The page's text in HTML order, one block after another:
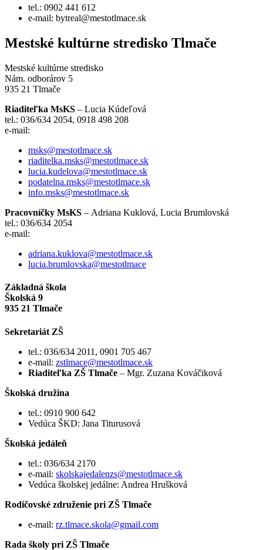
tel.: 0902 441 612
e-mail: bytreal@mestotlmace.sk
Mestské kultúrne stredisko Tlmače
Mestské kultúrne stredisko
Nám. odborárov 5
935 21 Tlmače
Riaditeľka MsKS – Lucia Kúdeľová
tel.: 036/634 2054, 0918 498 208
e-mail:
msks@mestotlmace.sk
riaditelka.msks@mestotlmace.sk
lucia.kudelova@mestotlmace.sk
podatelna.msks@mestotlmace.sk
info.msks@mestotlmace.sk
Pracovníčky MsKS – Adriana Kuklová, Lucia Brumlovská
tel.: 036/634 2054
e-mail:
adriana.kuklova@mestotlmace.sk
lucia.brumlovska@mestotlmace
Základná škola
Školská 9
935 21 Tlmače
Sekretariát ZŠ
tel.: 036/634 2011, 0901 705 467
e-mail: zstlmace@mestotlmace.sk
Riaditeľka ZŠ Tlmače – Mgr. Zuzana Kováčiková
Školská družina
tel.: 0910 900 642
Vedúca ŠKD: Jana Titurusová
Školská jedáleň
tel.: 036/634 2170
e-mail: skolskajedalenzs@mestotlmace.sk
Vedúca školskej jedálne: Andrea Hrušková
Rodičovské združenie pri ZŠ Tlmače
e-mail: rz.tlmace.skola@gmail.com
Rada školy pri ZŠ Tlmače